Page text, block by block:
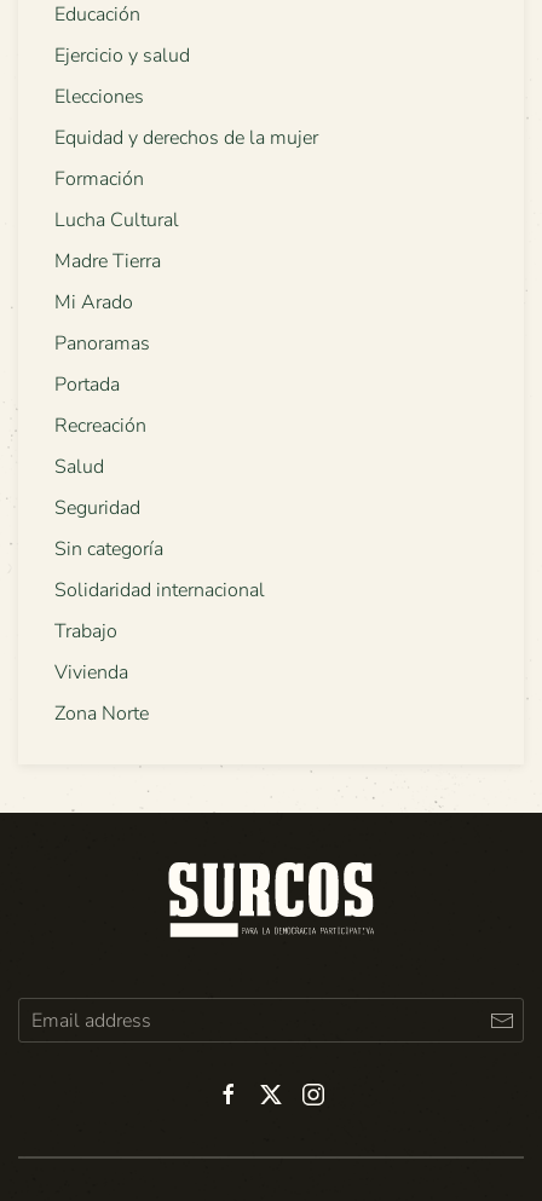
Educación
Ejercicio y salud
Elecciones
Equidad y derechos de la mujer
Formación
Lucha Cultural
Madre Tierra
Mi Arado
Panoramas
Portada
Recreación
Salud
Seguridad
Sin categoría
Solidaridad internacional
Trabajo
Vivienda
Zona Norte